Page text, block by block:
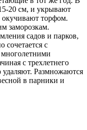
20 см, и укрывают
торфом.
заморозкам.
садов и парков,
сочетается с
с трехлетнего
удаляют. Размножаются
в парники и